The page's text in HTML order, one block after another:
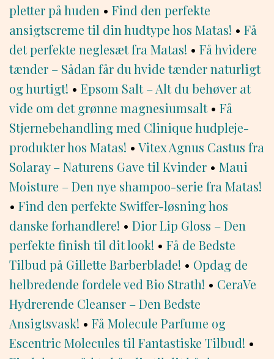
pletter på huden • Find den perfekte
ansigtscreme til din hudtype hos Matas! • Få
det perfekte neglesæt fra Matas! • Få hvidere
tænder – Sådan får du hvide tænder naturligt
og hurtigt! • Epsom Salt – Alt du behøver at
vide om det grønne magnesiumsalt• Få
Stjernebehandling med Clinique hudpleje-
produkter hos Matas! • Vitex Agnus Castus fra
Solaray – Naturens Gave til Kvinder • Maui
Moisture – Den nye shampoo-serie fra Matas!
• Find den perfekte Swiffer-løsning hos
danske forhandlere! • Dior Lip Gloss – Den
perfekte finish til dit look! • Få de Bedste
Tilbud på Gillette Barberblade! • Opdag de
helbredende fordele ved Bio Strath! • CeraVe
Hydrerende Cleanser – Den Bedste
Ansigtsvask! • Få Molecule Parfume og
Escentric Molecules til Fantastiske Tilbud! •